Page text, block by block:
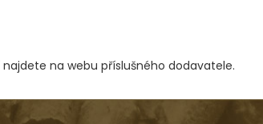
na webu příslušného dodavatele.